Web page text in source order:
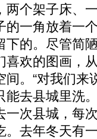
个架子床、
的一角放着一
的。尽管简
欢的图画，
。“对我们来
去县城里洗
次县城，每
去年冬天有